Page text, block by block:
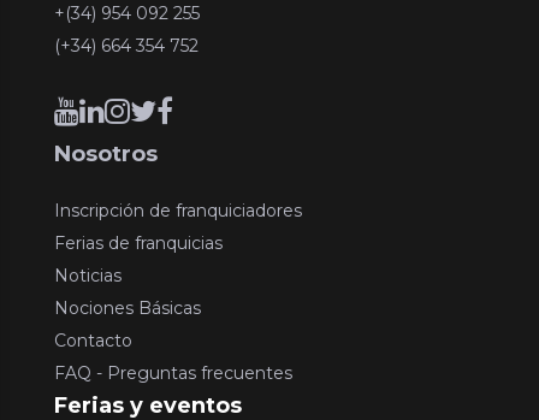
+(34) 954 092 255
(+34) 664 354 752
Nosotros
Inscripción de franquiciadores
Ferias de franquicias
Noticias
Nociones Básicas
Contacto
FAQ - Preguntas frecuentes
Ferias y eventos